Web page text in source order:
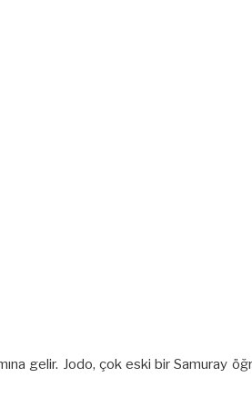
gelir. Jodo, çok eski bir Samuray